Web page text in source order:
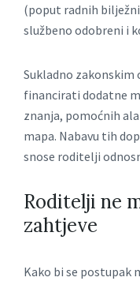
(poput radnih
službeno odobreni i
Sukladno zakonskim
financirati dodatne
znanja, pomoćnih
mapa. Nabavu tih
snose roditelji
Roditelji ne
zahtjeve
Kako bi se postupak